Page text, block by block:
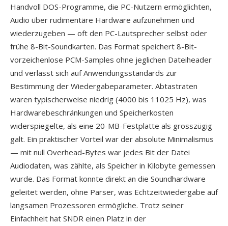
Handvoll DOS-Programme, die PC-Nutzern ermöglichten,
Audio über rudimentäre Hardware aufzunehmen und
wiederzugeben — oft den PC-Lautsprecher selbst oder
frühe 8-Bit-Soundkarten. Das Format speichert 8-Bit-
vorzeichenlose PCM-Samples ohne jeglichen Dateiheader
und verlässt sich auf Anwendungsstandards zur
Bestimmung der Wiedergabeparameter. Abtastraten
waren typischerweise niedrig (4000 bis 11025 Hz), was
Hardwarebeschränkungen und Speicherkosten
widerspiegelte, als eine 20-MB-Festplatte als grosszügig
galt. Ein praktischer Vorteil war der absolute Minimalismus
— mit null Overhead-Bytes war jedes Bit der Datei
Audiodaten, was zählte, als Speicher in Kilobyte gemessen
wurde. Das Format konnte direkt an die Soundhardware
geleitet werden, ohne Parser, was Echtzeitwiedergabe auf
langsamen Prozessoren ermögliche. Trotz seiner
Einfachheit hat SNDR einen Platz in der